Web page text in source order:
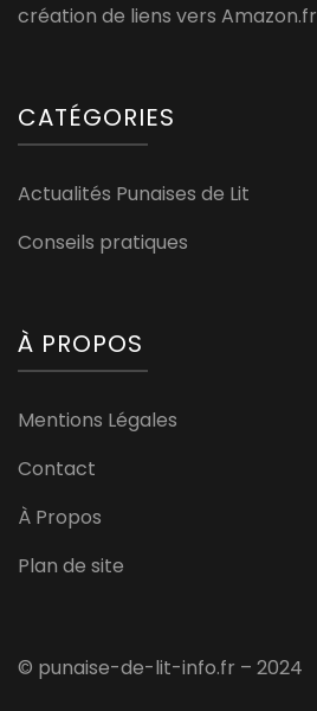
création de liens vers Amazon.fr
CATÉGORIES
Actualités Punaises de Lit
Conseils pratiques
À PROPOS
Mentions Légales
Contact
À Propos
Plan de site
© punaise-de-lit-info.fr – 2024